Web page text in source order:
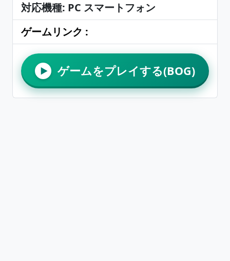
対応機種: PC スマートフォン
ゲームリンク :
▶ ゲームをプレイする(BOG)